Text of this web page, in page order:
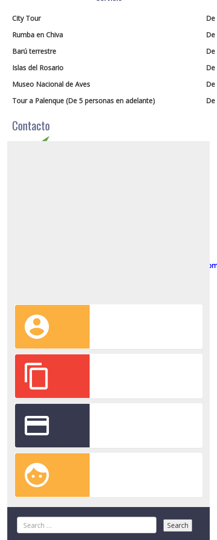
City Tour
De
Rumba en Chiva
De
Barú terrestre
De
Islas del Rosario
De
Museo Nacional de Aves
De
Tour a Palenque (De 5 personas en adelante)
De
Contacto